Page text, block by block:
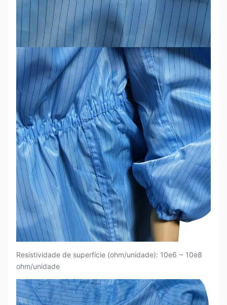
Resistividade de superfície (ohm/unidade): 10e6 ~ 10e8
ohm/unidade